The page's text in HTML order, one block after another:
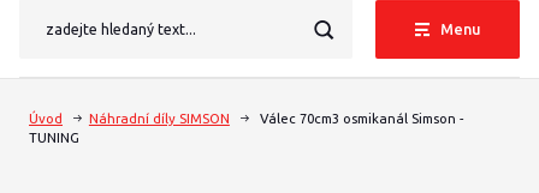
Menu
Úvod Náhradní díly SIMSON
Válec 70cm3 osmikanál Simson -
TUNING